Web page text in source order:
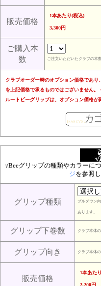
販売価格
1本あたり(税込)
3,300円
ご購入本
数
ご注文いただいたクラブの本
クラブオーダー時のオプション価格であ
を上記価格で承るものではございません。
ルートビーグリップは、オプション価格が
√Beeグリップの種類やカラーにつ
ジを参照
グリップ種類 プルダウン
あります。
グリップ下巻数 クラブ本体
グリップ向き クラブ本体
販売価格
1本あた
2,200円